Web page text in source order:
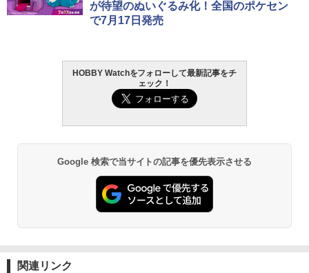
ねんどろいど 鏡音リン 2.0 「サイリウム
￥6,900
さし コンプリート 4種セット カプセルト
￥1,980
PLAMAX BP-02 バニースーツ プランニ
ング ソフィア・F・シャーリング 虎アー
￥1,237
【バラ売り】 2025年10月入荷分 実物 S
本 単品 | フラッシュライト ウエポンライ
ト ウェポンライト タクティカルライト
用バッテリー
￥648
4
イーグル模型 SPボールエンドリムーバ
BMW レクサス シボレー ランボルギーニ
￥2,280
4
【一年間保証&人気魔法フライボール】
可動フィギュア
タカラトミー(TAKARA TOMY) T-SPAR
K トランスフォーマー ニューレジェンズ
TAMASHII NATIONS S.H.フィギュアー
ツ ONE PIECE シャンクス -マリンフォ
ード頂上決戦- 約165mm PVC&ABS&布
￥4,200
BANDAI SPIRITS(バンダイ スピリッツ)
機動警察パトレイバー EZY RG 1/48 AV-
98Plus (イングラム・プラス) 色分け済
マックスファクトリー PLAMATEA MX
ちゃん 組み立て式プラモデル ノンスケ
ール 全高約160mm
￥3,384
東京マルイ (TOKYO MARUI) ガスブロー
バックマシンガン No.14 20式 5.56mm
小銃 18歳以上 ガスブローバック
￥197,900
東京マルイ(TOKYO MARUI) No.21 H&K
USP HG 18歳以上エアーHOPハンドガン
￥3,409
4
￥962
GSIクレオス Mr.トップコート 水性プレ
ミアムトップコートスプレー 光沢 88ml
ホビー用仕上材 B601
￥748
タミヤ クラフトツールシリーズ No.123
先細薄刃ニッパー (ゲートカット用) プラ
モデル用工具 74123
が待望のぬいぐるみ化！全国のポケセン
で7月17日発売
HOBBY Watchをフォローして最新記事をチ
ェック！
Google 検索で当サイトの記事を優先表示させる
関連リンク